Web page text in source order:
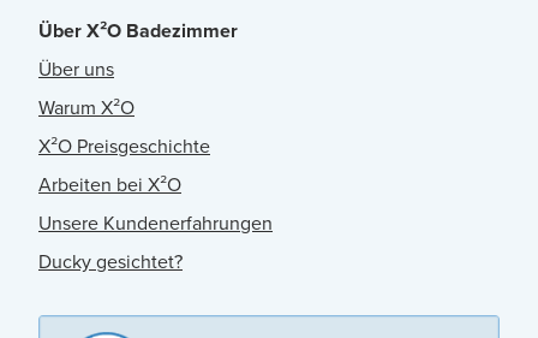
Über X²O Badezimmer
Über uns
Warum X²O
X²O Preisgeschichte
Arbeiten bei X²O
Unsere Kundenerfahrungen
Ducky gesichtet?